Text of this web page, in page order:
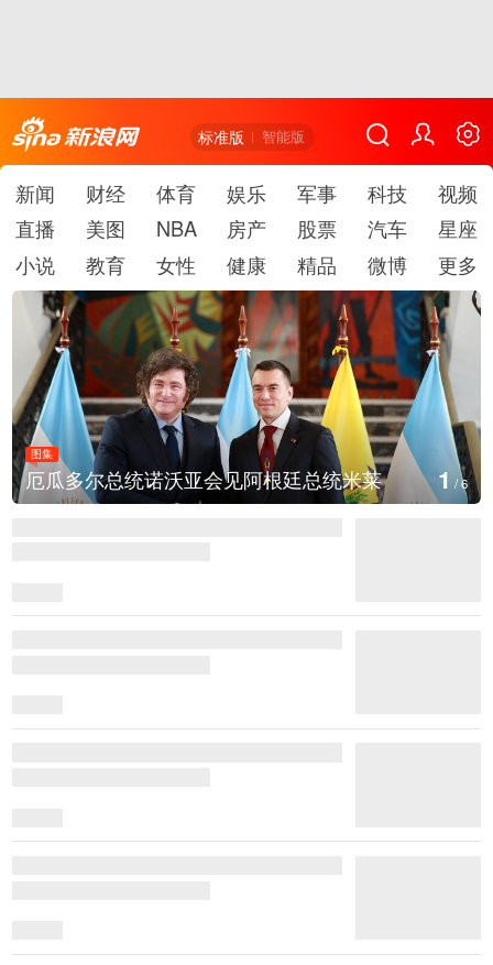
标准版 智能版
新闻 财经 体育 娱乐 军事 科技
视频
直播
美图 NBA 房产 股票 汽车
星座
小说
教育 女性 健康 精品 微博 更多
图集
厄瓜多尔总统诺沃亚会见阿根廷总统米莱 1/6